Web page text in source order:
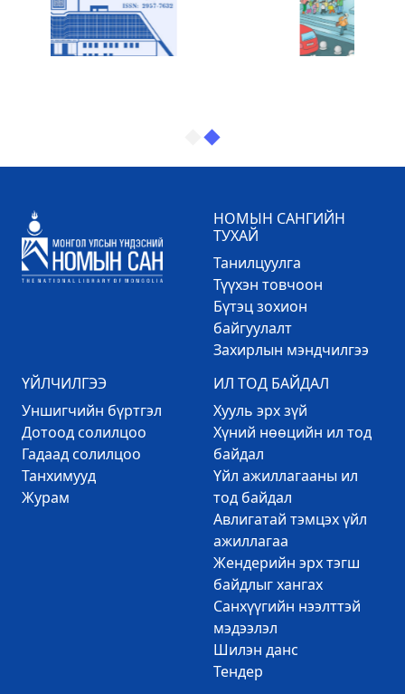
НОМЫН САНГИЙН
ТУХАЙ
Танилцуулга
Түүхэн товчоон
Бүтэц зохион
байгуулалт
Захирлын мэндчилгээ
ҮЙЛЧИЛГЭЭ
Уншигчийн бүртгэл
Дотоод солилцоо
Гадаад солилцоо
Танхимууд
Журам
ИЛ ТОД БАЙДАЛ
Хууль эрх зүй
Хүний нөөцийн ил тод
байдал
Үйл ажиллагааны ил
тод байдал
Авлигатай тэмцэх үйл
ажиллагаа
Жендерийн эрх тэгш
байдлыг хангах
Санхүүгийн нээлттэй
мэдээлэл
Шилэн данс
Тендер